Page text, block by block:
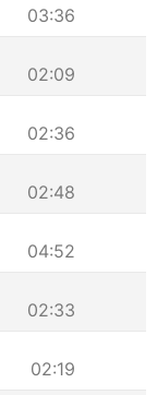
03:36
02:09
02:36
02:48
04:52
02:33
02:19